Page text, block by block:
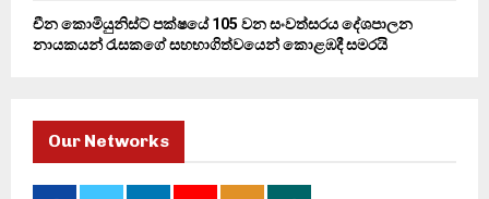
චීන කොමියුනිස්ට් පක්ෂයේ 105 වන සංවත්සරය දේශපාලන
නායකයන් රැසකගේ සහභාගිත්වයෙන් කොළඹදී සමරයි
Our Networks